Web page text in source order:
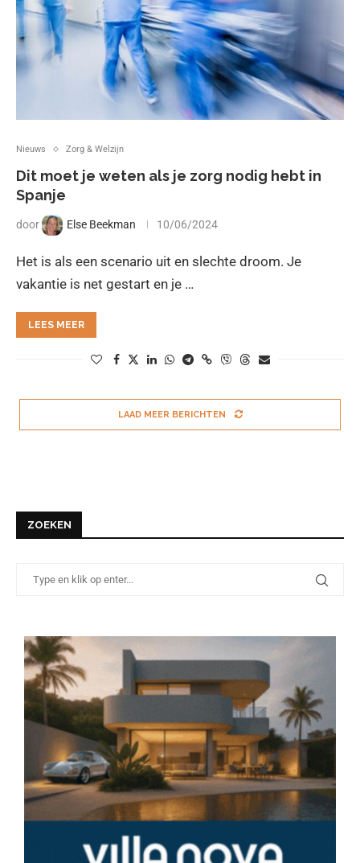
Nieuws Zorg & Welzijn
Dit moet je weten als je zorg nodig hebt in
Spanje
door Else Beekman 10/06/2024
Het is als een scenario uit en slechte droom. Je
vakantie is net gestart en je …
LEES MEER
LAAD MEER BERICHTEN
ZOEKEN